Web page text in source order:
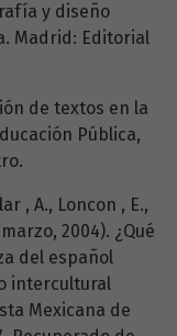
y diseño
Madrid: Editorial
de textos en la
Pública,
, A., Loncon , E.,
2004). ¿Qué
del español
intercultural
Mexicana de